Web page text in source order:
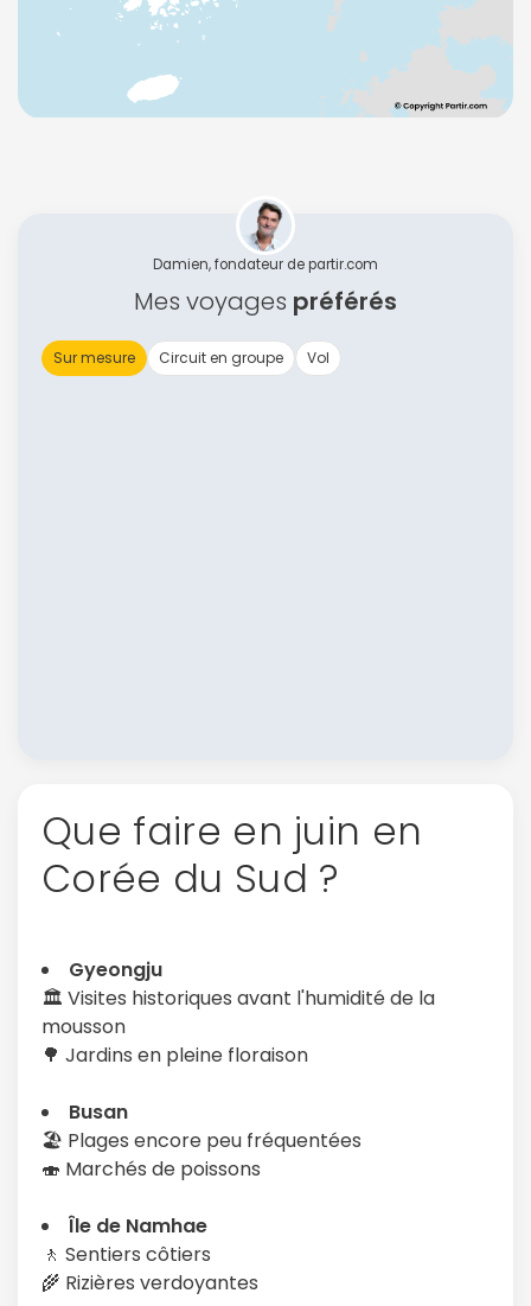
Damien, fondateur de partir.com
Mes voyages préférés
Sur mesure Circuit en groupe Vol
Que faire en juin en
Corée du Sud ?
Gyeongju
🏛️ Visites historiques avant l'humidité de la
mousson
🌳 Jardins en pleine floraison
Busan
🏖️ Plages encore peu fréquentées
🍣 Marchés de poissons
Île de Namhae
🚶 Sentiers côtiers
🌾 Rizières verdoyantes